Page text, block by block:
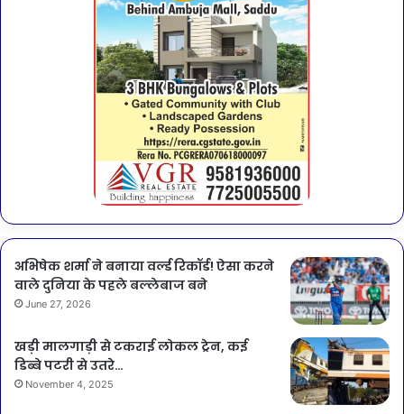
अभिषेक शर्मा ने बनाया वर्ल्ड रिकॉर्ड! ऐसा करने
वाले दुनिया के पहले बल्लेबाज बने
June 27, 2026
खड़ी मालगाड़ी से टकराई लोकल ट्रेन, कई
डिब्बे पटरी से उतरे…
November 4, 2025